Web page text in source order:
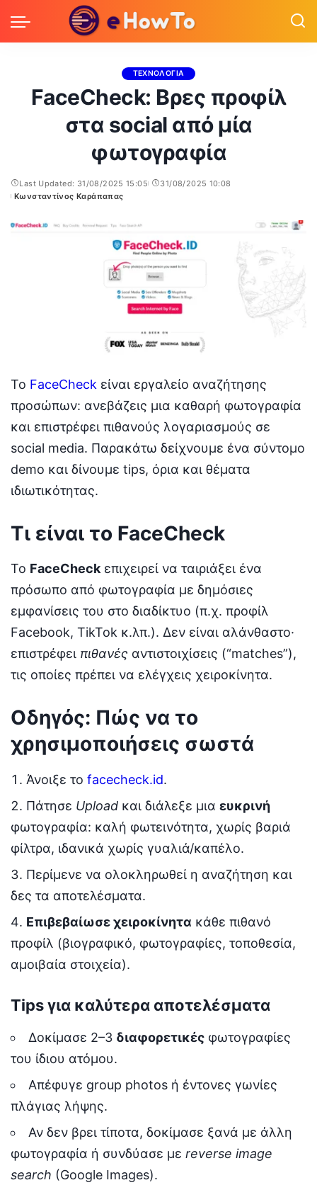
ΤΕΧΝΟΛΟΓΙΑ
FaceCheck: Βρες προφίλ
στα social από μία
φωτογραφία
Last Updated: 31/08/2025 15:05
31/08/2025 10:08
Posted
Κωνσταντίνος Καράπαπας
Το FaceCheck είναι εργαλείο αναζήτησης
προσώπων: ανεβάζεις μια καθαρή φωτογραφία
και επιστρέφει πιθανούς λογαριασμούς σε
social media. Παρακάτω δείχνουμε ένα σύντομο
demo και δίνουμε tips, όρια και θέματα
ιδιωτικότητας.
Τι είναι το FaceCheck
Το FaceCheckεπιχειρεί να ταιριάξει ένα
πρόσωπο από φωτογραφία με δημόσιες
εμφανίσεις του στο διαδίκτυο (π.χ. προφίλ
Facebook, TikTok κ.λπ.). Δεν είναι αλάνθαστο·
επιστρέφει πιθανές αντιστοιχίσεις (“matches”),
τις οποίες πρέπει να ελέγχεις χειροκίνητα.
Οδηγός: Πώς να το
χρησιμοποιήσεις σωστά
Άνοιξε το facecheck.id.
Πάτησε Upload και διάλεξε μια ευκρινή
φωτογραφία: καλή φωτεινότητα, χωρίς βαριά
φίλτρα, ιδανικά χωρίς γυαλιά/καπέλο.
Περίμενε να ολοκληρωθεί η αναζήτηση και
δες τα αποτελέσματα.
Επιβεβαίωσε χειροκίνητα κάθε πιθανό
προφίλ (βιογραφικό, φωτογραφίες, τοποθεσία,
αμοιβαία στοιχεία).
Tips για καλύτερα αποτελέσματα
Δοκίμασε 2–3 διαφορετικές φωτογραφίες
του ίδιου ατόμου.
Απέφυγε group photos ή έντονες γωνίες
πλάγιας λήψης.
Αν δεν βρει τίποτα, δοκίμασε ξανά με άλλη
φωτογραφία ή συνδύασε με reverse image
search (Google Images).